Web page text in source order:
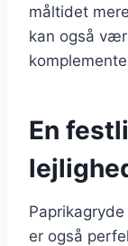
måltidet
kan også
En
er også